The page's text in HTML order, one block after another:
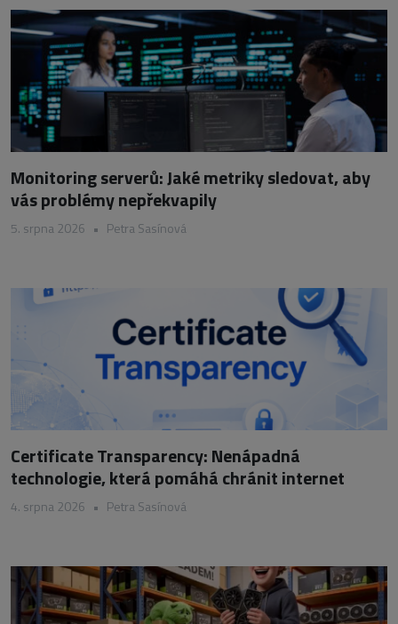
Monitoring serverů: Jaké metriky sledovat, aby
vás problémy nepřekvapily
5. srpna 2026 • Petra Sasínová
Certificate Transparency: Nenápadná
technologie, která pomáhá chránit internet
4. srpna 2026 • Petra Sasínová